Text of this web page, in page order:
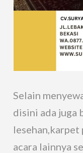
Selain
disini ada juga
lesehan,karpet
acara lainnya